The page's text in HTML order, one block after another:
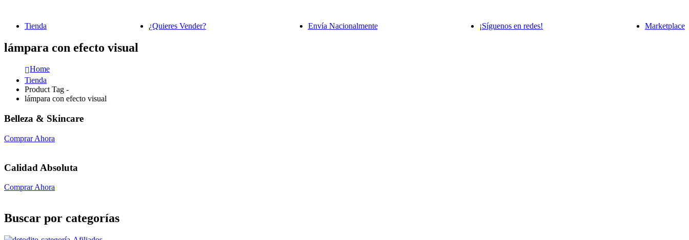
Tienda ¿Quieres Vender? Envía Nacionalmente ¡Síguenos en redes! Marketplace
lámpara con efecto visual
Home
Tienda
Product Tag -
lámpara con efecto visual
Belleza & Skincare
Comprar Ahora
Calidad Absoluta
Comprar Ahora
Buscar por categorías